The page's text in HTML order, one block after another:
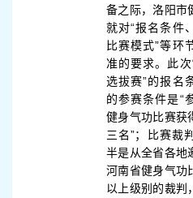
备之际，洛阳市
就对“报名条件
比赛模式”等环
准的要求。此次
选拔赛”的报名
的参赛条件是“
健身气功比赛获
三名”；比赛裁
半是从全省各地
河南省健身气功
以上级别的裁判